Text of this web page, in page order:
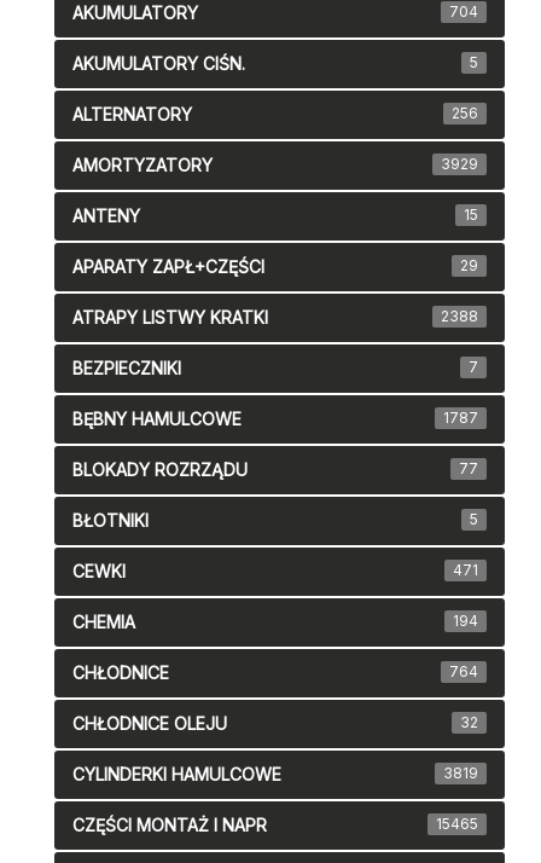
AKUMULATORY 704
AKUMULATORY CIŚN. 5
ALTERNATORY 256
AMORTYZATORY 3929
ANTENY 15
APARATY ZAPŁ+CZĘŚCI 29
ATRAPY LISTWY KRATKI 2388
BEZPIECZNIKI 7
BĘBNY HAMULCOWE 1787
BLOKADY ROZRZĄDU 77
BŁOTNIKI 5
CEWKI 471
CHEMIA 194
CHŁODNICE 764
CHŁODNICE OLEJU 32
CYLINDERKI HAMULCOWE 3819
CZĘŚCI MONTAŻ I NAPR 15465